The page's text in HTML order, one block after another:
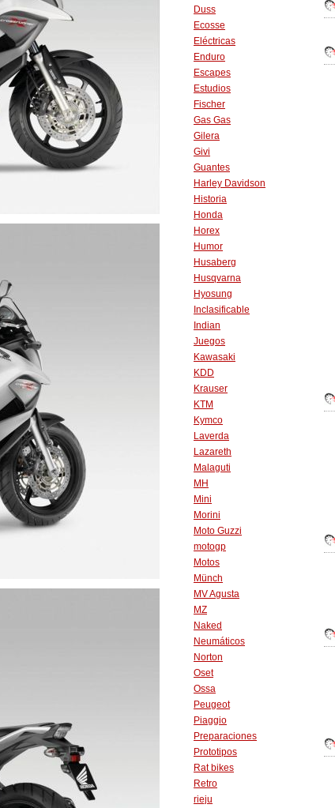
Duss
Ecosse
Eléctricas
Enduro
Escapes
Estudios
Fischer
Gas Gas
Gilera
Givi
Guantes
Harley Davidson
Historia
Honda
Horex
Humor
Husaberg
Husqvarna
Hyosung
Inclasificable
Indian
Juegos
Kawasaki
KDD
Krauser
KTM
Kymco
Laverda
Lazareth
Malaguti
MH
Mini
Morini
Moto Guzzi
motogp
Motos
Münch
MV Agusta
MZ
Naked
Neumáticos
Norton
Oset
Ossa
Peugeot
Piaggio
Preparaciones
Prototipos
Rat bikes
Retro
rieju